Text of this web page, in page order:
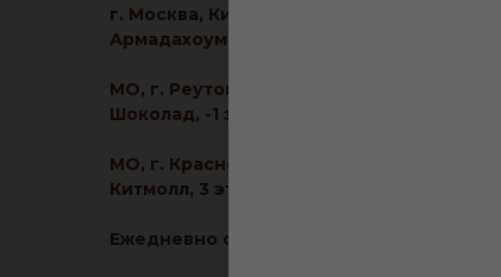
г. Москва, Кировоградская ул., 11, корп. 1,
Армадахоум, 1 этаж
МО, г. Реутов, МКАД 2-й км, д. 2, ТРЦ
Шоколад, -1 этаж
МО, г. Красногорск, ул. Ленина, д. 2, ТЦ
Китмолл, 3 этаж
Ежедневно с 10:00 до 21:00